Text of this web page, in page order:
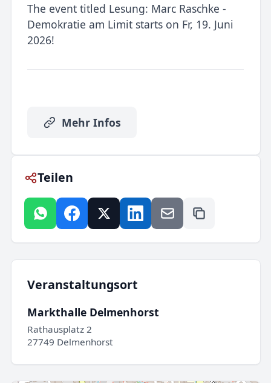
The event titled Lesung: Marc Raschke -
Demokratie am Limit starts on Fr, 19. Juni
2026!
Mehr Infos
Teilen
Veranstaltungsort
Markthalle Delmenhorst
Rathausplatz 2
27749 Delmenhorst